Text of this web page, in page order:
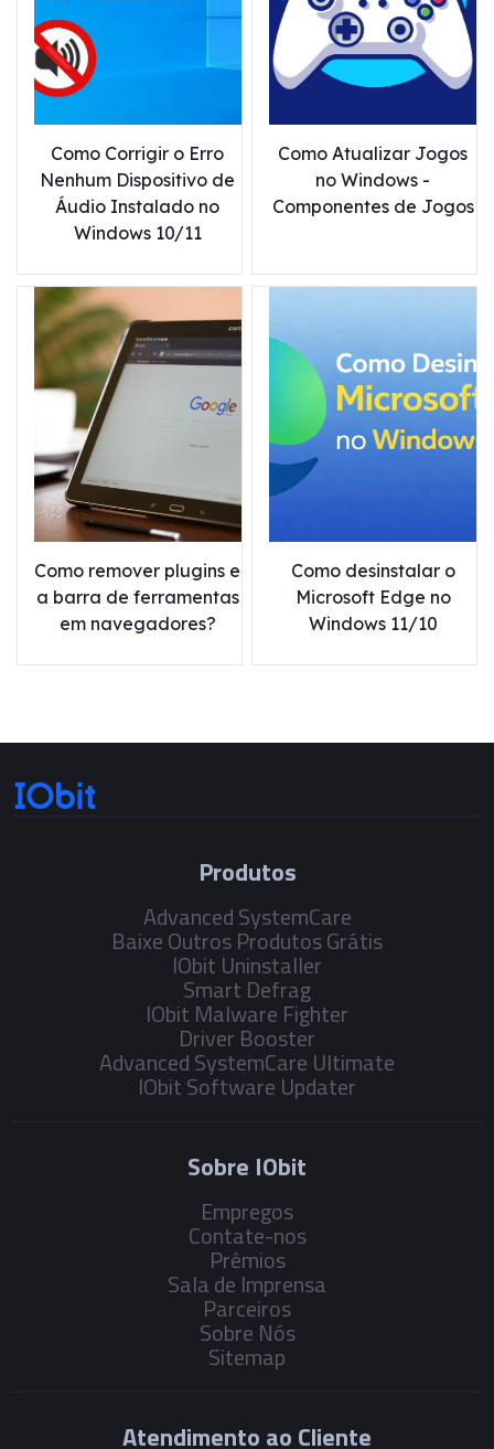
Como Corrigir o Erro
Nenhum Dispositivo de
Áudio Instalado no
Windows 10/11
Como Atualizar Jogos
no Windows -
Componentes de Jogos
Como remover plugins e
a barra de ferramentas
em navegadores?
Como desinstalar o
Microsoft Edge no
Windows 11/10
Produtos
Advanced SystemCare
Baixe Outros Produtos Grátis
IObit Uninstaller
Smart Defrag
IObit Malware Fighter
Driver Booster
Advanced SystemCare Ultimate
IObit Software Updater
Sobre IObit
Empregos
Contate-nos
Prêmios
Sala de Imprensa
Parceiros
Sobre Nós
Sitemap
Atendimento ao Cliente